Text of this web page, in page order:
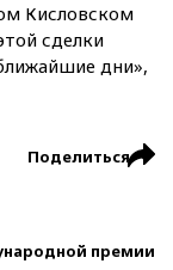
Кисловском
сделки
дни»,
Поделиться
премии